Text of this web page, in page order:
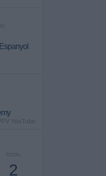
YouTube
TOTAL
2